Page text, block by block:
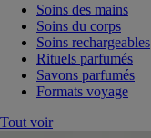
Soins des mains
Soins du corps
Soins rechargeables
Rituels parfumés
Savons parfumés
Formats voyage
Tout voir